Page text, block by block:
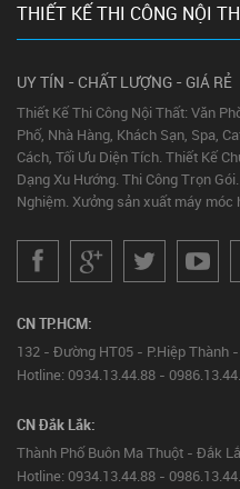
THIẾT KẾ THI CÔNG NỘI
UY TÍN - CHẤT LƯỢNG - GIÁ RẺ
Thiết Kế Thi Công Nội Thất: Văn
Phố, Nhà Hàng, Khách Sạn, Spa,
Cách, Tối Ưu Diện Tích. Thiết Kế
Dạng Xu Hướng. Thi Công Trọn
Nghiệm. Xưởng sản xuất máy móc
CN TP.HCM:
132 - Đường HT05 - P.Hiệp Thành -
Hotline: 0934.13.44.88 -
CN Đắk Lắk:
Thành Phố Buôn Ma Thuột - Đắk
Hotline: 0934.13.44.88 -